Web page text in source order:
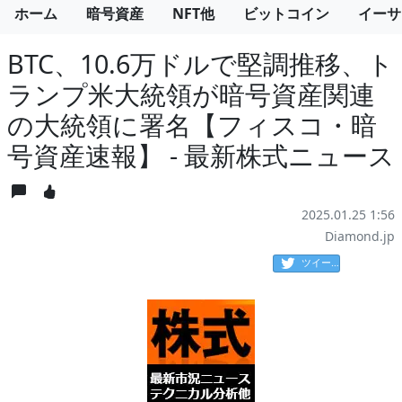
ホーム 暗号資産 NFT他 ビットコイン イー
BTC、10.6万ドルで堅調推移、ト
ランプ米大統領が暗号資産関連
の大統領に署名【フィスコ・暗
号資産速報】 - 最新株式ニュース
2025.01.25 1:56
Diamond.jp
ツイート